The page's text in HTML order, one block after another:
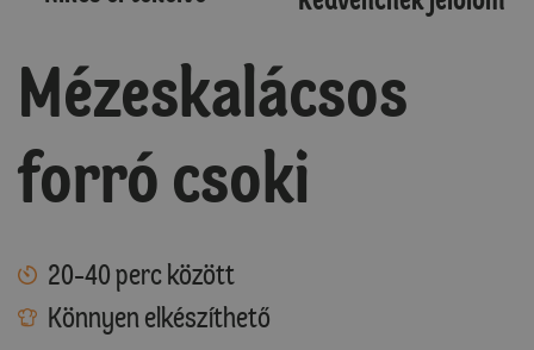
Mézeskalácsos
forró csoki
20-40 perc között
Könnyen elkészíthető